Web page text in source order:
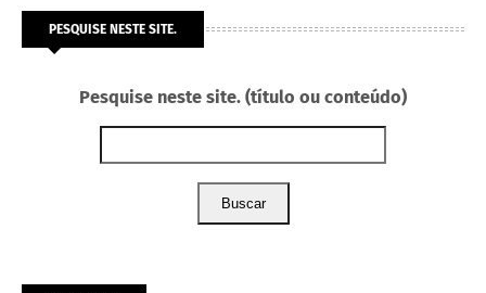
PESQUISE NESTE SITE.
Pesquise neste site. (título ou conteúdo)
Buscar